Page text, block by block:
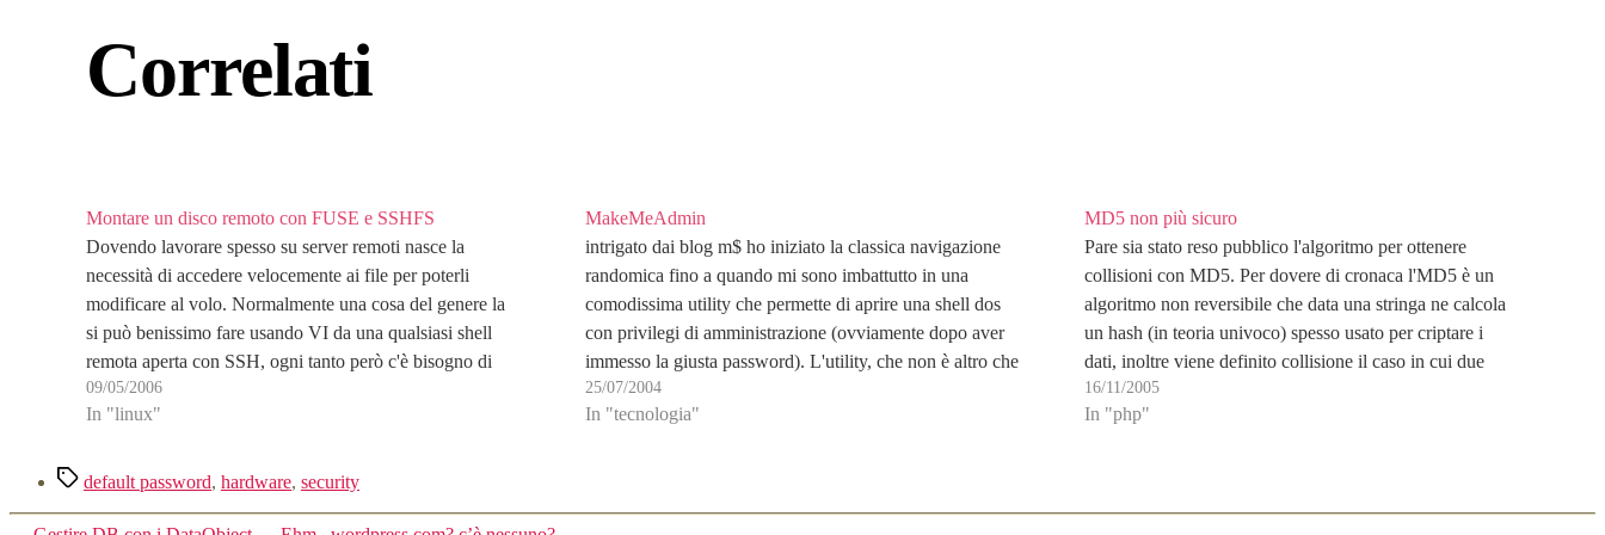
Correlati
Montare un disco remoto con FUSE e SSHFS
Dovendo lavorare spesso su server remoti nasce la
necessità di accedere velocemente ai file per poterli
modificare al volo. Normalmente una cosa del genere la
si può benissimo fare usando VI da una qualsiasi shell
remota aperta con SSH, ogni tanto però c'è bisogno di
modificare il file in questione…
09/05/2006
In "linux"
MakeMeAdmin
intrigato dai blog m$ ho iniziato la classica navigazione
randomica fino a quando mi sono imbattutto in una
comodissima utility che permette di aprire una shell dos
con privilegi di amministrazione (ovviamente dopo aver
immesso la giusta password). L'utility, che non è altro che
uno script batch chiamato MakeMeAdmin, utilizza…
25/07/2004
In "tecnologia"
MD5 non più sicuro
Pare sia stato reso pubblico l'algoritmo per ottenere
collisioni con MD5. Per dovere di cronaca l'MD5 è un
algoritmo non reversibile che data una stringa ne calcola
un hash (in teoria univoco) spesso usato per criptare i
dati, inoltre viene definito collisione il caso in cui due
differenti stringhe abbiano…
16/11/2005
In "php"
Tag default password, hardware, security